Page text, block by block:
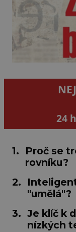
24
1.
Proč se
rovníku?
2.
"umělá"?
3. Je klíč k
nízkých